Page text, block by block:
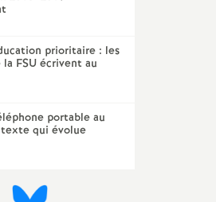
prioritaire : les
la FSUécrivent au
portable au
qui évolue